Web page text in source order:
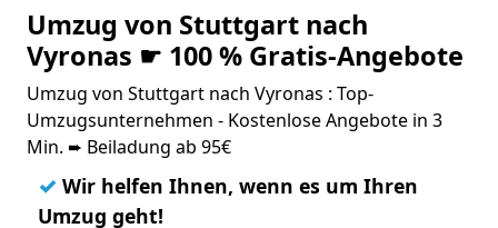
Umzug von Stuttgart nach
Vyronas ☛ 100 % Gratis-Angebote
Umzug von Stuttgart nach Vyronas : Top-
Umzugsunternehmen - Kostenlose Angebote in 3
Min. ➨ Beiladung ab 95€
✓ Wir helfen Ihnen, wenn es um Ihren
Umzug geht!